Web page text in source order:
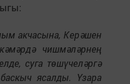
акчасына, Керәшен
чишмәләрнең
суга төшүчеләргә
ясалды. Үзара